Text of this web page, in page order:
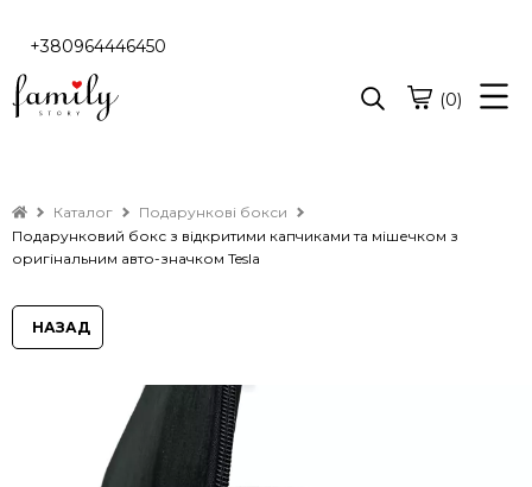
+380964446450
(0)
Каталог
Подарункові бокси
Подарунковий бокс з відкритими капчиками та мішечком з
оригінальним авто-значком Tesla
НАЗАД